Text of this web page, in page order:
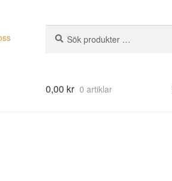
efter:
0,00 kr 0 artiklar